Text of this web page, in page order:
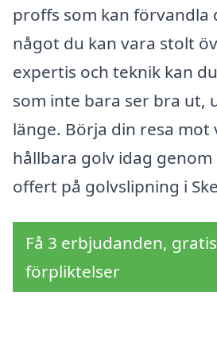
proffs som kan förvandla
något du kan vara stolt
expertis och teknik kan
som inte bara ser bra ut,
länge. Börja din resa mot
hållbara golv idag
offert på golvslipning i
Få 3 erbjudanden,
förpliktelser